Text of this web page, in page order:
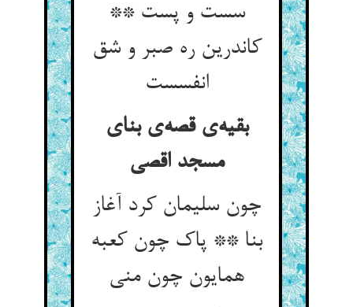
سست و پست **
کاندرین ره صبر و شق
انفسست
بقیه‌ی قصه‌ی بنای
مسجد اقصی
چون سلیمان کرد آغاز
بنا ** پاک چون کعبه
همایون چون منی